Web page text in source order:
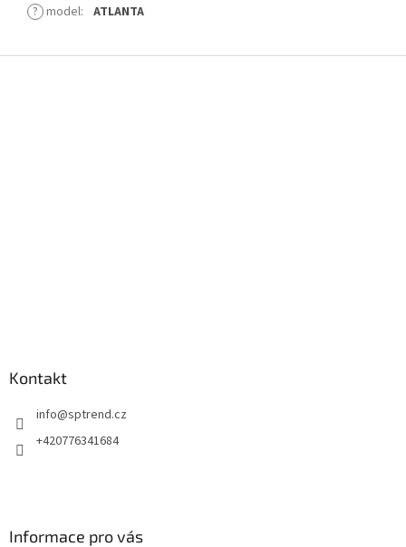
? model: ATLANTA
Kontakt
info@sptrend.cz
+420776341684
Informace pro vás